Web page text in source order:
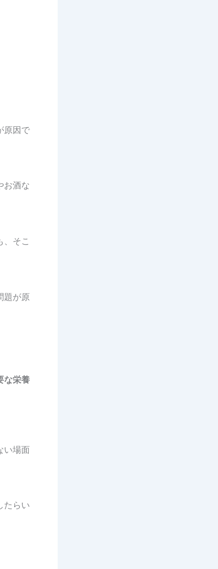
原因で
お酒な
、そこ
題が原
な栄養
い場面
たらい